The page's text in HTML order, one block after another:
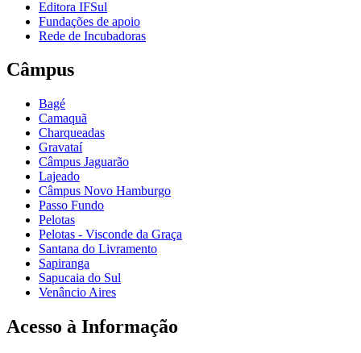
Editora IFSul
Fundações de apoio
Rede de Incubadoras
Câmpus
Bagé
Camaquã
Charqueadas
Gravataí
Câmpus Jaguarão
Lajeado
Câmpus Novo Hamburgo
Passo Fundo
Pelotas
Pelotas - Visconde da Graça
Santana do Livramento
Sapiranga
Sapucaia do Sul
Venâncio Aires
Acesso à Informação